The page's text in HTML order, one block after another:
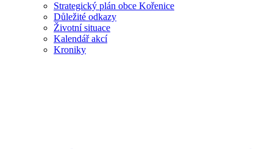
Strategický plán obce Kořenice
Důležité odkazy
Životní situace
Kalendář akcí
Kroniky